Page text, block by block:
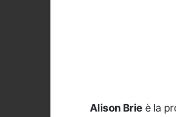
Alison Brie è la